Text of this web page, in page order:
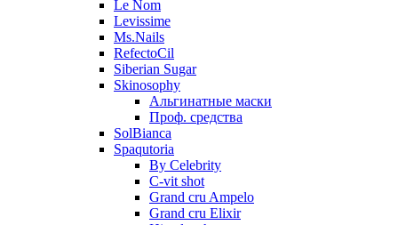
Le Nom
Levissime
Ms.Nails
RefectoCil
Siberian Sugar
Skinosophy
Альгинатные маски
Проф. средства
SolBianca
Spaqutoria
By Celebrity
C-vit shot
Grand cru Ampelo
Grand сru Elixir